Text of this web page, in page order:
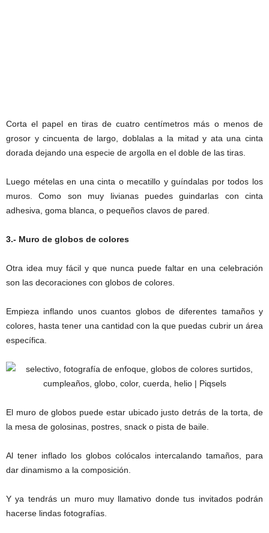
Corta el papel en tiras de cuatro centímetros más o menos de
grosor y cincuenta de largo, doblalas a la mitad y ata una cinta
dorada dejando una especie de argolla en el doble de las tiras.
Luego mételas en una cinta o mecatillo y guíndalas por todos los
muros. Como son muy livianas puedes guindarlas con cinta
adhesiva, goma blanca, o pequeños clavos de pared.
3.- Muro de globos de colores
Otra idea muy fácil y que nunca puede faltar en una celebración
son las decoraciones con globos de colores.
Empieza inflando unos cuantos globos de diferentes tamaños y
colores, hasta tener una cantidad con la que puedas cubrir un área
específica.
El muro de globos puede estar ubicado justo detrás de la torta, de
la mesa de golosinas, postres, snack o pista de baile.
Al tener inflado los globos colócalos intercalando tamaños, para
dar dinamismo a la composición.
Y ya tendrás un muro muy llamativo donde tus invitados podrán
hacerse lindas fotografías.